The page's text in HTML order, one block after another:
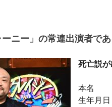
ーニー」の常連出演者で
死亡説
本名
生年月